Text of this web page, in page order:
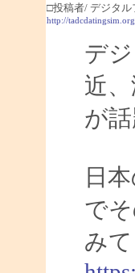
□投稿者/ デジタル
http://tadcdatingsim.org
デ
近
が
日
で
み